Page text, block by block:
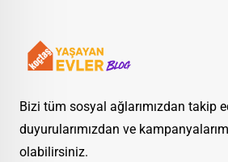
Bizi tüm sosyal ağlarımızdan takip
duyurularımızdan ve
olabilirsiniz.